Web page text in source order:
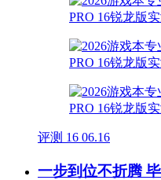
评测 16 06.16
一步到位不折腾